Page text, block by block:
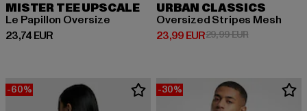
MISTER TEE UPSCALE
Le Papillon Oversize
23,74 EUR
Derzeitiger Preis: 23,74 EUR
URBAN CLASSICS
Oversized Stripes Mesh
23,99 EUR
Derzeitiger Preis: 23,99 EUR
29,99 EURAktionspreis:
-60% -30%